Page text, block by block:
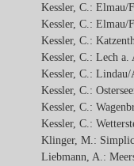
Kessler, C.: Elmau/
Kessler, C.: Elmau/
Kessler, C.:
Kessler, C.: Lech a.
Kessler, C.: Lindau/
Kessler, C.:
Kessler, C.:
Kessler, C.:
Klinger, M.:
Liebmann, A.: